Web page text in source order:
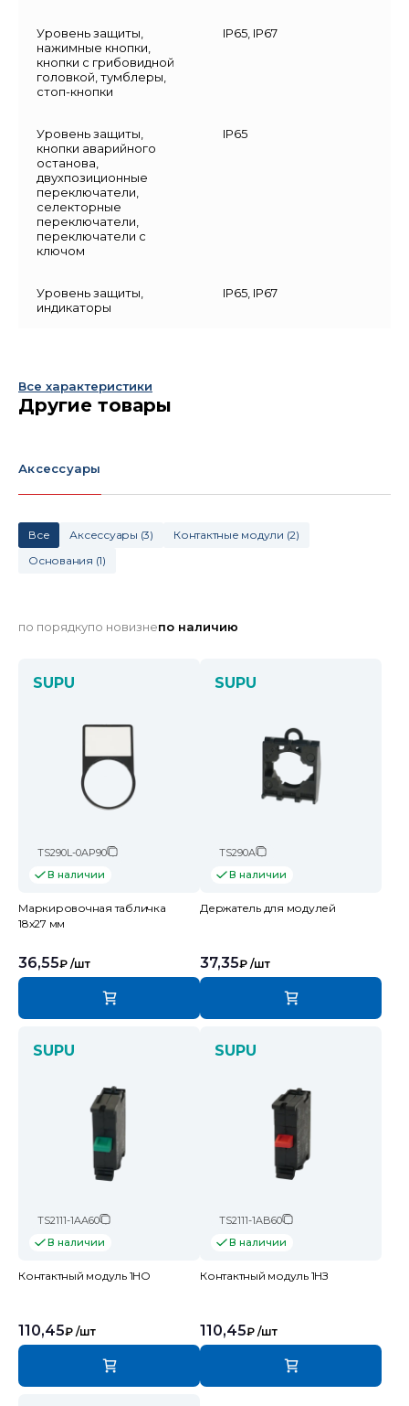
Уровень защиты,
нажимные кнопки,
кнопки с грибовидной
головкой, тумблеры,
стоп-кнопки
IP65, IP67
Уровень защиты,
кнопки аварийного
останова,
двухпозиционные
переключатели,
селекторные
переключатели,
переключатели с
ключом
IP65
Уровень защиты,
индикаторы
IP65, IP67
Все характеристики
Другие товары
Аксессуары
Все Аксессуары (3) Контактные модули (2)
Основания (1)
по порядкупо новизнепо наличию
SUPU
TS290L-0AP90
В наличии
Маркировочная табличка
18х27 мм
36,55₽ /шт
SUPU
TS290A
В наличии
Держатель для модулей
37,35₽ /шт
SUPU
TS2111-1AA60
В наличии
Контактный модуль 1НО
110,45₽ /шт
SUPU
TS2111-1AB60
В наличии
Контактный модуль 1НЗ
110,45₽ /шт